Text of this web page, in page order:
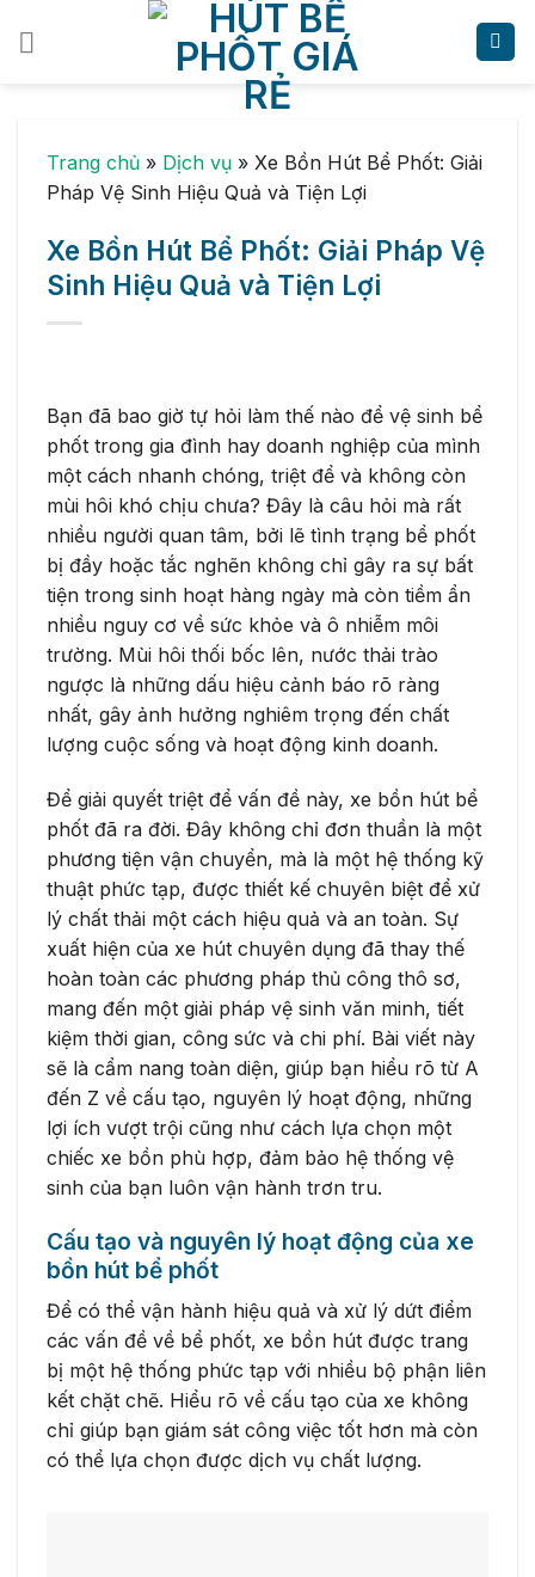
Trang chủ » Dịch vụ » Xe Bồn Hút Bể Phốt: Giải
Pháp Vệ Sinh Hiệu Quả và Tiện Lợi
Xe Bồn Hút Bể Phốt: Giải Pháp Vệ
Sinh Hiệu Quả và Tiện Lợi
Bạn đã bao giờ tự hỏi làm thế nào để vệ sinh bể
phốt trong gia đình hay doanh nghiệp của mình
một cách nhanh chóng, triệt để và không còn
mùi hôi khó chịu chưa? Đây là câu hỏi mà rất
nhiều người quan tâm, bởi lẽ tình trạng bể phốt
bị đầy hoặc tắc nghẽn không chỉ gây ra sự bất
tiện trong sinh hoạt hàng ngày mà còn tiềm ẩn
nhiều nguy cơ về sức khỏe và ô nhiễm môi
trường. Mùi hôi thối bốc lên, nước thải trào
ngược là những dấu hiệu cảnh báo rõ ràng
nhất, gây ảnh hưởng nghiêm trọng đến chất
lượng cuộc sống và hoạt động kinh doanh.
Để giải quyết triệt để vấn đề này, xe bồn hút bể
phốt đã ra đời. Đây không chỉ đơn thuần là một
phương tiện vận chuyển, mà là một hệ thống kỹ
thuật phức tạp, được thiết kế chuyên biệt để xử
lý chất thải một cách hiệu quả và an toàn. Sự
xuất hiện của xe hút chuyên dụng đã thay thế
hoàn toàn các phương pháp thủ công thô sơ,
mang đến một giải pháp vệ sinh văn minh, tiết
kiệm thời gian, công sức và chi phí. Bài viết này
sẽ là cẩm nang toàn diện, giúp bạn hiểu rõ từ A
đến Z về cấu tạo, nguyên lý hoạt động, những
lợi ích vượt trội cũng như cách lựa chọn một
chiếc xe bồn phù hợp, đảm bảo hệ thống vệ
sinh của bạn luôn vận hành trơn tru.
Cấu tạo và nguyên lý hoạt động của xe
bồn hút bể phốt
Để có thể vận hành hiệu quả và xử lý dứt điểm
các vấn đề về bể phốt, xe bồn hút được trang
bị một hệ thống phức tạp với nhiều bộ phận liên
kết chặt chẽ. Hiểu rõ về cấu tạo của xe không
chỉ giúp bạn giám sát công việc tốt hơn mà còn
có thể lựa chọn được dịch vụ chất lượng.